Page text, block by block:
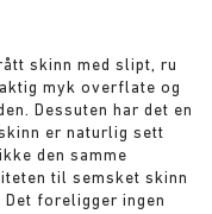
skinn med slipt, ru
myk overflate og
Dessuten har det en
er naturlig sett
den samme
til semsket skinn
foreligger ingen